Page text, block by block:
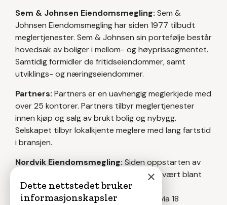
Sem & Johnsen Eiendomsmegling: Sem &
Johnsen Eiendomsmegling har siden 1977 tilbudt
meglertjenester. Sem & Johnsen sin portefølje består
hovedsak av boliger i mellom- og høyprissegmentet.
Samtidig formidler de fritidseiendommer, samt
utviklings- og næringseiendommer.
Partners: Partners er en uavhengig meglerkjede med
over 25 kontorer. Partners tilbyr meglertjenester
innen kjøp og salg av brukt bolig og nybygg.
Selskapet tilbyr lokalkjente meglere med lang fartstid
i bransjen.
Nordvik Eiendomsmegling:Siden oppstarten av
Nordvik & Partners i 1989 har selskapet vært blant
de ledende eiendomsmeglerne. Nordvik
Eiendomsmegling yter meglertjenester via 18
×
Dette nettstedet bruker
informasjonskapsler